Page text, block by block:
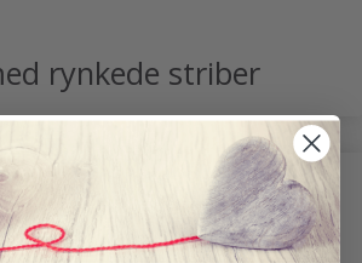
rynkede striber